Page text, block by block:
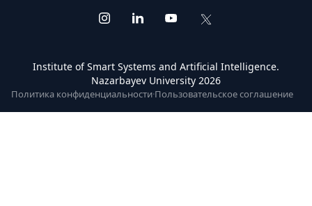
Institute of Smart Systems and Artificial Intelligence.
Nazarbayev University 2026
Политика конфиденциальности·Пользовательское соглашение